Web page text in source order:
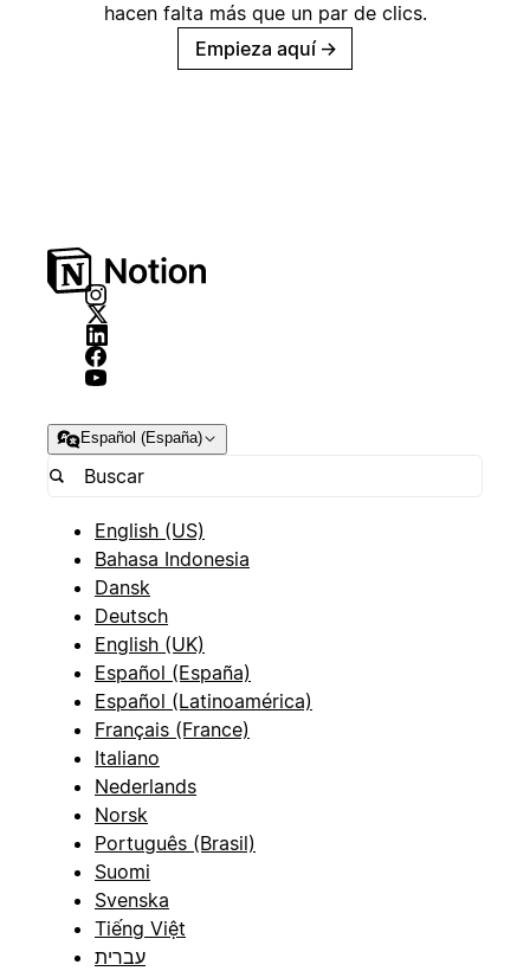
hacen falta más que un par de clics.
Empieza aquí →
Español (España)
English (US)
Bahasa Indonesia
Dansk
Deutsch
English (UK)
Español (España)
Español (Latinoamérica)
Français (France)
Italiano
Nederlands
Norsk
Português (Brasil)
Suomi
Svenska
Tiếng Việt
עברית